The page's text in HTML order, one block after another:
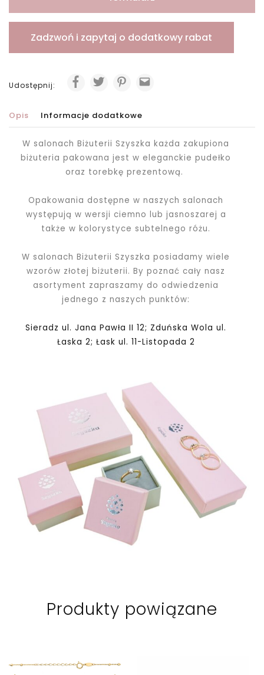
Zadzwoń i zapytaj o dodatkowy rabat
Udostępnij:
Opis Informacje dodatkowe
W salonach Biżuterii Szyszka każda zakupiona
biżuteria pakowana jestw eleganckie pudełko
oraz torebkę prezentową.
Opakowania dostępne w naszych salonach
występują w wersji ciemno lub jasnoszarej a
także w kolorystyce subtelnego różu.
W salonach Biżuterii Szyszka posiadamy wiele
wzorów złotej biżuterii. By poznać cały nasz
asortyment zapraszamy do odwiedzenia
jednego z naszych punktów:
Sieradz ul. Jana Pawła II 12; Zduńska Wola ul.
Łaska 2; Łask ul. 11-Listopada 2
Produkty powiązane